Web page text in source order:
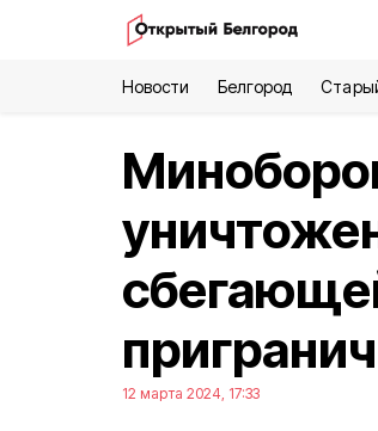
Новости Белгород
12 марта 2024, 17:33